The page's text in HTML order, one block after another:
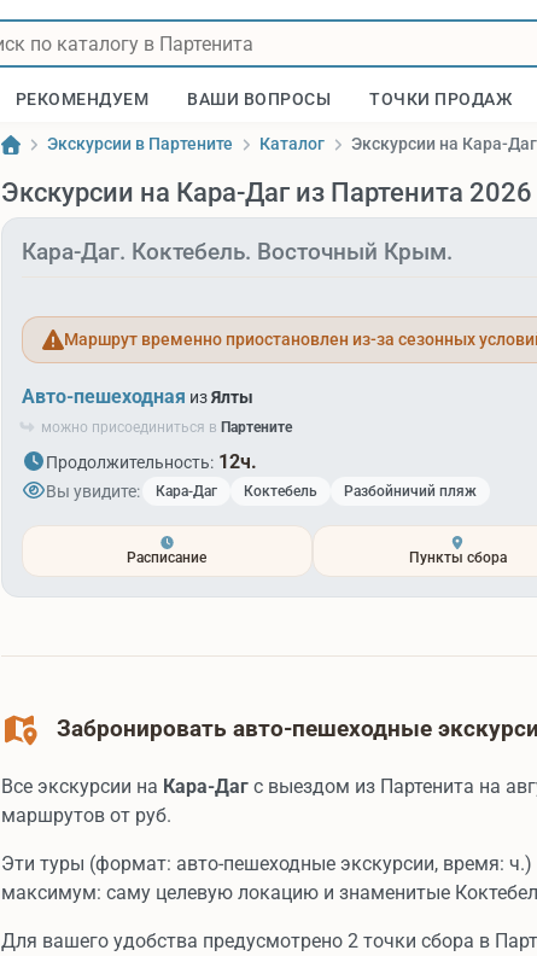
РЕКОМЕНДУЕМ ВАШИ ВОПРОСЫ ТОЧКИ ПРОДАЖ
Экскурсии в Партените Каталог Экскурсии на Кара-
Экскурсии на Кара-Даг из Партенита 2026
Кара-Даг. Коктебель. Восточный Крым.
Маршрут временно приостановлен из-за сезонных
Авто-пешеходная изЯлты
можно присоединиться в Партените
Продолжительность: 12ч.
Вы увидите: Кара-Даг Коктебель Разбойничий пляж
Расписание Пункты сбора
Забронировать авто-пешеходные
Все экскурсии на Кара-Даг с выездом из Партенита на
маршрутов от руб.
Эти туры (формат: авто-пешеходные экскурсии, время:
максимум: саму целевую локацию и знаменитые
Для вашего удобства предусмотрено 2 точки сбора в